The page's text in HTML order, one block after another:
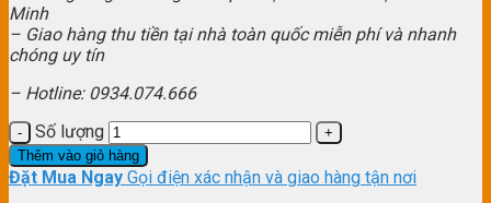
Minh
– Giao hàng thu tiền tại nhà toàn quốc miễn phí và nhanh
chóng uy tín
– Hotline: 0934.074.666
Số lượng
Thêm vào giỏ hàng
Đặt Mua Ngay Gọi điện xác nhận và giao hàng tận nơi